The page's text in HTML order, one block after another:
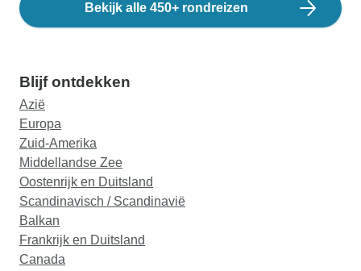
Bekijk alle 450+ rondreizen
Blijf ontdekken
Azië
Europa
Zuid-Amerika
Middellandse Zee
Oostenrijk en Duitsland
Scandinavisch / Scandinavië
Balkan
Frankrijk en Duitsland
Canada